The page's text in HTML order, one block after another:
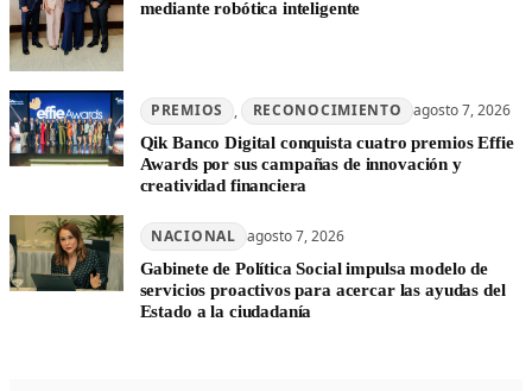
mediante robótica inteligente
PREMIOS , RECONOCIMIENTO agosto 7, 2026
Qik Banco Digital conquista cuatro premios Effie
Awards por sus campañas de innovación y
creatividad financiera
NACIONAL agosto 7, 2026
Gabinete de Política Social impulsa modelo de
servicios proactivos para acercar las ayudas del
Estado a la ciudadanía